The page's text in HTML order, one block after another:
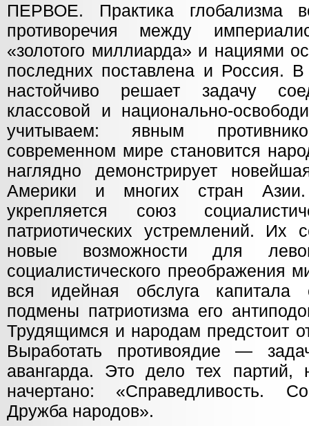
ПЕРВОЕ. Практика глобализма
противоречия между
«золотого миллиарда» и нациями
последних поставлена и Россия.
настойчиво решает задачу
классовой и национально-
учитываем: явным
современном мире становится
наглядно демонстрирует
Америки и многих стран
укрепляется союз
патриотических устремлений. Их
новые возможности для
социалистического преображения
вся идейная обслуга капитала
подмены патриотизма его
Трудящимся и народам предстоит
Выработать противоядие —
авангарда. Это дело тех партий,
начертано: «Справедливость.
Дружба народов».